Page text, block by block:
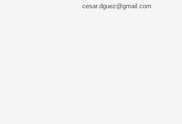
cesar.dguez@gmail.com